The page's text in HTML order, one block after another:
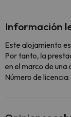
Información
Este alojamiento
Por tanto, la
en el marco de
Número de